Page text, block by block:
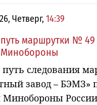
Четверг, 14:39
маршрутки №
Минобороны
путь следования
завод – БЭМЗ»
Минобороны России